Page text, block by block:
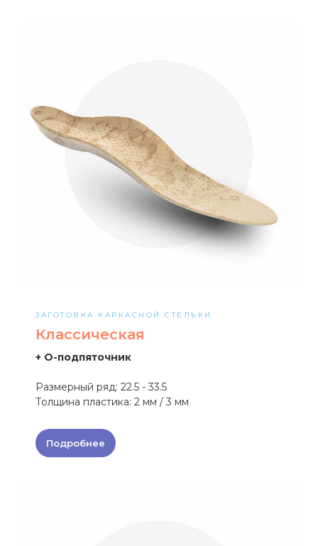
ЗАГОТОВКА КАРКАСНОЙ СТЕЛЬКИ
Классическая
+ О-подпяточник
Размерный ряд: 22.5 - 33.5
Толщина пластика: 2 мм / 3 мм
Подробнее